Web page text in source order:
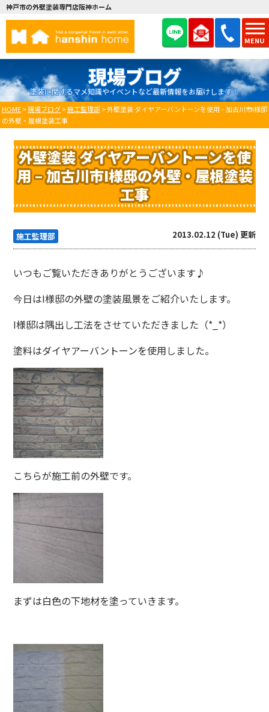
MENU
神戸市の外壁塗装専門店阪神ホーム
現場ブログ
塗装に関するマメ知識やイベントなど最新情報をお届けします！
HOME>現場ブログ>施工監理部 >外壁塗装 ダイヤアーバントーンを使用 – 加古川市I様邸
の外壁・屋根塗装工事
外壁塗装 ダイヤアーバントーンを使
用 – 加古川市I様邸の外壁・屋根塗装
工事
施工監理部 2013.02.12 (Tue) 更新
いつもご覧いただきありがとうございます♪
今日はI様邸の外壁の塗装風景をご紹介いたします。
I様邸は隅出し工法をさせていただきました（*_*）
塗料はダイヤアーバントーンを使用しました。
こちらが施工前の外壁です。
まずは白色の下地材を塗っていきます。